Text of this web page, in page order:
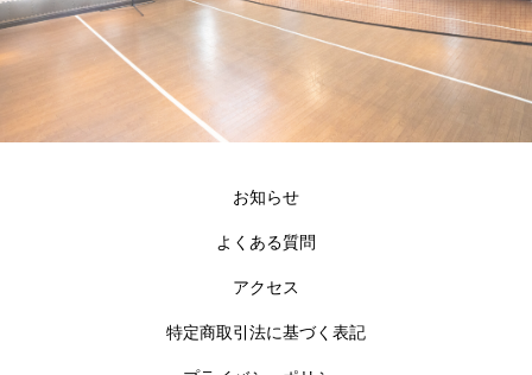
お知らせ
よくある質問
アクセス
特定商取引法に基づく表記